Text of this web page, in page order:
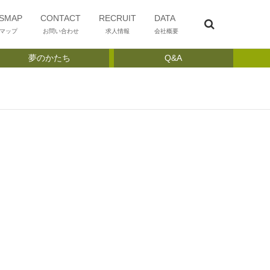
ップ
CONTACT
お問い合わせ
RECRUIT
求人情報
DATA
会社概要
夢のかたち Q&A